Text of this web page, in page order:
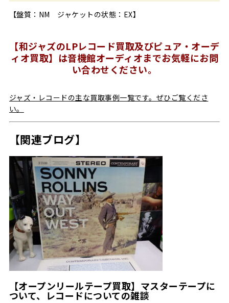
【盤質：NM ジャケットの状態：EX】
【和ジャズのLPレコード買取及びピュア・オーデ
ィオ買取】は音機館オーディオまでお気軽にお問
い合わせください。
ジャズ・レコードの主な買取事例一覧です。ぜひご覧くださ
い。
【関連ブログ】
【オープンリールテープ買取】マスターテープに
ついて、レコードについての雑談